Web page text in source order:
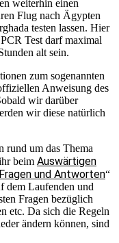
weiterhin einen
Flug nach Ägypten
testen lassen. Hier
Test darf maximal
alt sein.
zum sogenannten
Anweisung des
wir darüber
wir diese natürlich
rund um das Thema
beim Auswärtigen
Fragen und Antworten“
dem Laufenden und
Fragen bezüglich
etc. Da sich die Regeln
ändern können, sind